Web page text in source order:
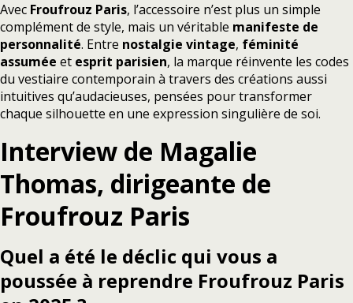
Avec Froufrouz Paris, l’accessoire n’est plus un simple
complément de style, mais un véritable manifeste de
personnalité. Entre nostalgie vintage, féminité
assumée et esprit parisien, la marque réinvente les codes
du vestiaire contemporain à travers des créations aussi
intuitives qu’audacieuses, pensées pour transformer
chaque silhouette en une expression singulière de soi.
Interview de Magalie
Thomas, dirigeante de
Froufrouz Paris
Quel a été le déclic qui vous a
poussée à reprendre Froufrouz Paris